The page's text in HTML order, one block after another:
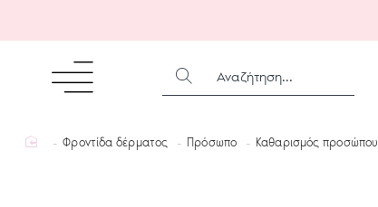
ΑΝΑΖΉΤΗΣΗ...
homeΦροντίδα δέρματος Πρόσωπο Καθαρισμός προσώπου